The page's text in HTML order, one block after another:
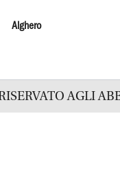
Alghero
AGLI